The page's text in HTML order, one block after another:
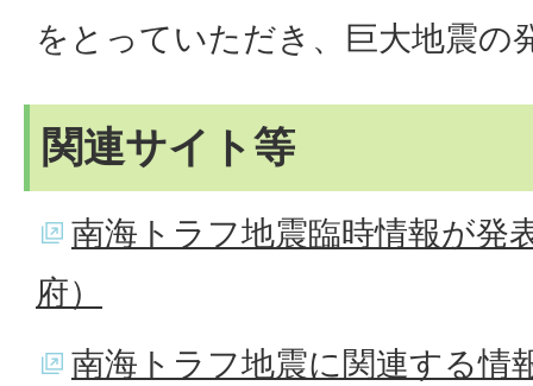
をとっていただき、巨大地震の
関連サイト等
南海トラフ地震臨時情報が発
府）
南海トラフ地震に関連する情